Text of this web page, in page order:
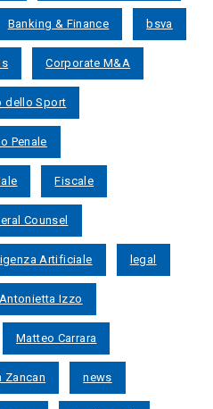
Banking & Finance bsva
Corporate M&A
dello Sport
Penale
Fiscale
Counsel
Artificiale legal
Izzo
Matteo Carrara
Zancan news